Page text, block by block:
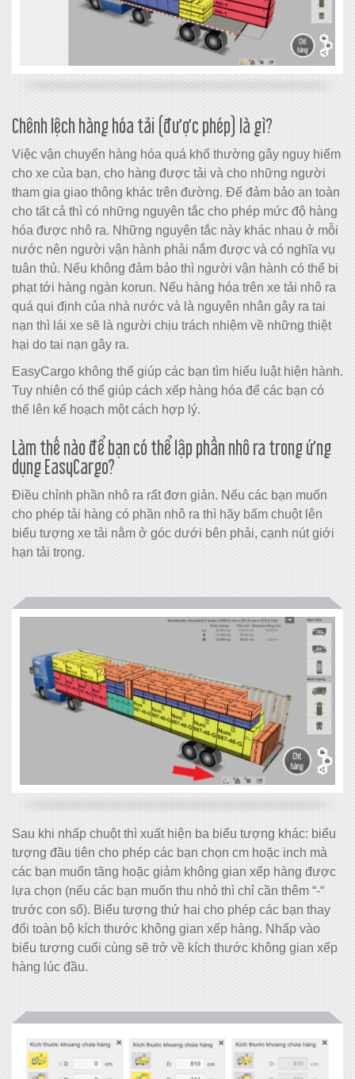
Chênh lệch hàng hóa tải (được phép) là gì?
Việc vận chuyển hàng hóa quá khổ thường gây nguy hiểm
cho xe của bạn, cho hàng được tải và cho những người
tham gia giao thông khác trên đường. Để đảm bảo an toàn
cho tất cả thì có những nguyên tắc cho phép mức độ hàng
hóa được nhô ra. Những nguyên tắc này khác nhau ở mỗi
nước nên người vận hành phải nắm được và có nghĩa vụ
tuân thủ. Nếu không đảm bảo thì người vận hành có thể bị
phạt tới hàng ngàn korun. Nếu hàng hóa trên xe tải nhô ra
quá qui định của nhà nước và là nguyên nhân gây ra tai
nạn thì lái xe sẽ là người chịu trách nhiệm về những thiệt
hại do tai nạn gây ra.
EasyCargo không thể giúp các bạn tìm hiểu luật hiện hành.
Tuy nhiên có thể giúp cách xếp hàng hóa để các bạn có
thể lên kế hoạch một cách hợp lý.
Làm thế nào để bạn có thể lập phần nhô ra trong ứng
dụng EasyCargo?
Điều chỉnh phần nhô ra rất đơn giản. Nếu các bạn muốn
cho phép tải hàng có phần nhô ra thì hãy bấm chuột lên
biểu tượng xe tải nằm ở góc dưới bên phải, cạnh nút giới
hạn tải trọng.
Sau khi nhấp chuột thì xuất hiện ba biểu tượng khác: biểu
tượng đầu tiên cho phép các bạn chọn cm hoặc inch mà
các bạn muốn tăng hoặc giảm không gian xếp hàng được
lựa chọn (nếu các bạn muốn thu nhỏ thì chỉ cần thêm “-“
trước con số). Biểu tượng thứ hai cho phép các bạn thay
đổi toàn bộ kích thước không gian xếp hàng. Nhấp vào
biểu tượng cuối cùng sẽ trở về kích thước không gian xếp
hàng lúc đầu.